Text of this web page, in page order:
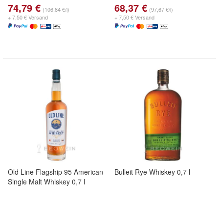
74,79 € (106,84 €/l)
+ 7,50 € Versand
68,37 € (97,67 €/l)
+ 7,50 € Versand
Old Line Flagship 95 American
Single Malt Whiskey 0,7 l
Bulleit Rye Whiskey 0,7 l